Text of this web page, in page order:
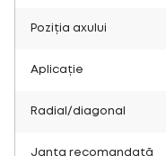
Poziția axului
Aplicație
Radial/diagonal
Janta recomandată